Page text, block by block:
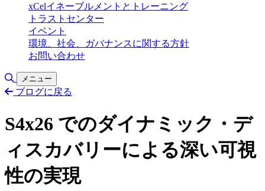
xCelイネーブルメントとトレーニング
トラストセンター
イベント
環境、社会、ガバナンスに関する方針
お問い合わせ
検索の切り替え
メニュー
ブログに戻る
S4x26 でのダイナミック・デ
ィスカバリーによる深い可視
性の実現